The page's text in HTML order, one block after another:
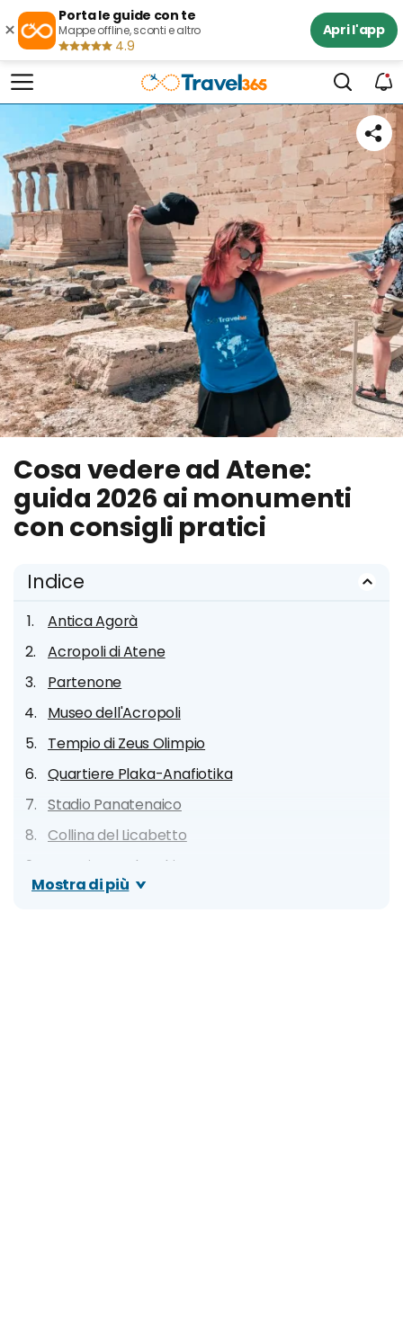
×
Porta le guide con te
Mappe offline, sconti e altro
4.9
Apri l'app
Cosa vedere ad Atene:
guida 2026 ai monumenti
con consigli pratici
Indice
Antica Agorà
Acropoli di Atene
Partenone
Museo dell'Acropoli
Tempio di Zeus Olimpio
Quartiere Plaka-Anafiotika
Stadio Panatenaico
Collina del Licabetto
Quartiere Kolonaki
Quartiere Monastiraki
Mostra di più